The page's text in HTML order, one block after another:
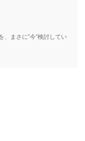
、まさに”今”検討してい